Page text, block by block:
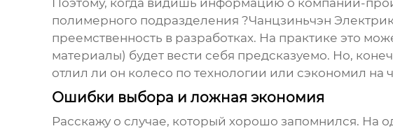
Поэтому, когда видишь информацию о компании-
полимерного подразделения ?Чанцзиньчэн
преемственность в разработках. На практике это
материалы) будет вести себя предсказуемо. Но,
отлил ли он колесо по технологии или сэкономил на
Ошибки выбора и ложная экономия
Расскажу о случае, который хорошо запомнился.